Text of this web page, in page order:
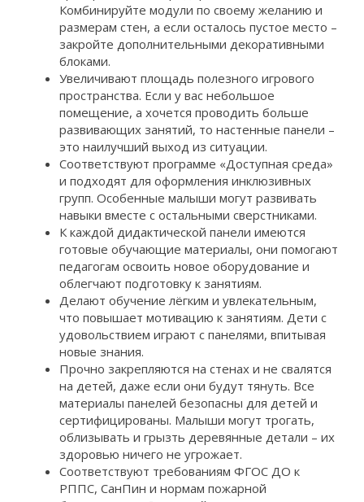
Комбинируйте модули по своему желанию и
размерам стен, а если осталось пустое место –
закройте дополнительными декоративными
блоками.
Увеличивают площадь полезного игрового
пространства. Если у вас небольшое
помещение, а хочется проводить больше
развивающих занятий, то настенные панели –
это наилучший выход из ситуации.
Соответствуют программе «Доступная среда»
и подходят для оформления инклюзивных
групп. Особенные малыши могут развивать
навыки вместе с остальными сверстниками.
К каждой дидактической панели имеются
готовые обучающие материалы, они помогают
педагогам освоить новое оборудование и
облегчают подготовку к занятиям.
Делают обучение лёгким и увлекательным,
что повышает мотивацию к занятиям. Дети с
удовольствием играют с панелями, впитывая
новые знания.
Прочно закрепляются на стенах и не свалятся
на детей, даже если они будут тянуть. Все
материалы панелей безопасны для детей и
сертифицированы. Малыши могут трогать,
облизывать и грызть деревянные детали – их
здоровью ничего не угрожает.
Соответствуют требованиям ФГОС ДО к
РППС, СанПин и нормам пожарной